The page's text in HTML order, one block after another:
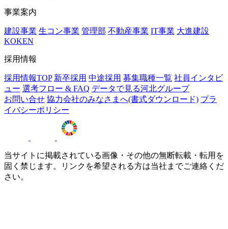
事業案内
建設事業 生コン事業 管理部 不動産事業 IT事業 大進建設
KOKEN
採用情報
採用情報TOP 新卒採用 中途採用 募集職種一覧 社員インタビ
ュー 選考フロー & FAQ データで見る河北グループ
お問い合せ 協力会社のみなさまへ(書式ダウンロード) プラ
イバシーポリシー
当サイトに掲載されている画像・その他の無断転載・転用を
固く禁じます。リンクを希望される方は当社までご連絡くだ
さい。